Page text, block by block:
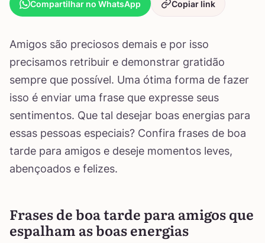
Compartilhar no WhatsApp Copiar link
Amigos são preciosos demais e por isso
precisamos retribuir e demonstrar gratidão
sempre que possível. Uma ótima forma de fazer
isso é enviar uma frase que expresse seus
sentimentos. Que tal desejar boas energias para
essas pessoas especiais? Confira frases de boa
tarde para amigos e deseje momentos leves,
abençoados e felizes.
Frases de boa tarde para amigos que
espalham as boas energias